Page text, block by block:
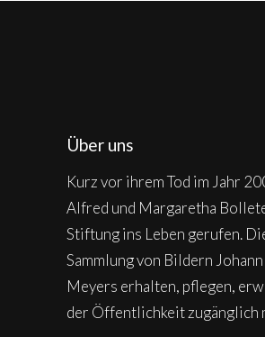
Über uns
Kurz vor ihrem Tod im Jahr
Alfred und Margaretha
Stiftung ins Leben gerufen.
Sammlung von Bildern Johann
Meyers erhalten, pflegen,
der Öffentlichkeit zugänglich